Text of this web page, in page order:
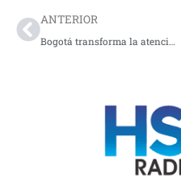
ANTERIOR
Bogotá transforma la atención de emergencias con el lanzamiento de la nueva Línea 137 de salud